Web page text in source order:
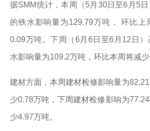
据SMM统计，本周（5月30日至6月5日
的铁水影响量为129.79万吨， 环比上
0.09万吨。下周（6月6日至6月12日
水影响量为109.2万吨，环比本周将减少
建材方面，本周建材检修影响量为
少0.78万吨，下周建材检修影响为
少4.97万吨。